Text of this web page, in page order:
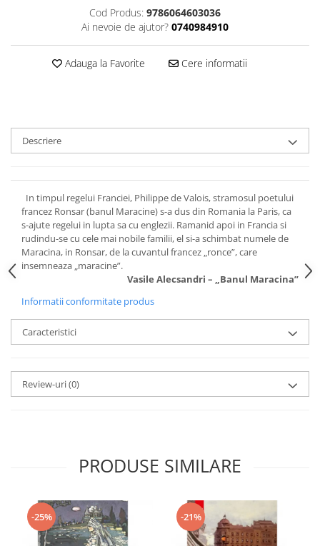
Sociologie si filozofieCod Produs: 9786064603036
Ai nevoie de ajutor? 0740984910
Adauga la Favorite Cere informatii
Descriere
In timpul regelui Franciei, Philippe de Valois, stramosul poetului
francez Ronsar (banul Maracine) s-a dus din Romania la Paris, ca
s-ajute regelui in lupta sa cu englezii. Ramanid apoi in Francia si
rudindu-se cu cele mai nobile familii, el si-a schimbat numele de
Maracina, in Ronsar, de la cuvantul francez „ronce”, care
insemneaza „maracine”.
Vasile Alecsandri – „Banul Maracina”
Informatii conformitate produs
Caracteristici
Review-uri(0)
PRODUSE SIMILARE
-25% -21%